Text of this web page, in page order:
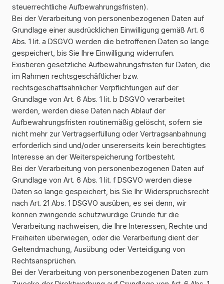
steuerrechtliche Aufbewahrungsfristen).
Bei der Verarbeitung von personenbezogenen Daten auf
Grundlage einer ausdrücklichen Einwilligung gemäß Art. 6
Abs. 1 lit. a DSGVO werden die betroffenen Daten so lange
gespeichert, bis Sie Ihre Einwilligung widerrufen.
Existieren gesetzliche Aufbewahrungsfristen für Daten, die
im Rahmen rechtsgeschäftlicher bzw.
rechtsgeschäftsähnlicher Verpflichtungen auf der
Grundlage von Art. 6 Abs. 1 lit. b DSGVO verarbeitet
werden, werden diese Daten nach Ablauf der
Aufbewahrungsfristen routinemäßig gelöscht, sofern sie
nicht mehr zur Vertragserfüllung oder Vertragsanbahnung
erforderlich sind und/oder unsererseits kein berechtigtes
Interesse an der Weiterspeicherung fortbesteht.
Bei der Verarbeitung von personenbezogenen Daten auf
Grundlage von Art. 6 Abs. 1 lit. f DSGVO werden diese
Daten so lange gespeichert, bis Sie Ihr Widerspruchsrecht
nach Art. 21 Abs. 1 DSGVO ausüben, es sei denn, wir
können zwingende schutzwürdige Gründe für die
Verarbeitung nachweisen, die Ihre Interessen, Rechte und
Freiheiten überwiegen, oder die Verarbeitung dient der
Geltendmachung, Ausübung oder Verteidigung von
Rechtsansprüchen.
Bei der Verarbeitung von personenbezogenen Daten zum